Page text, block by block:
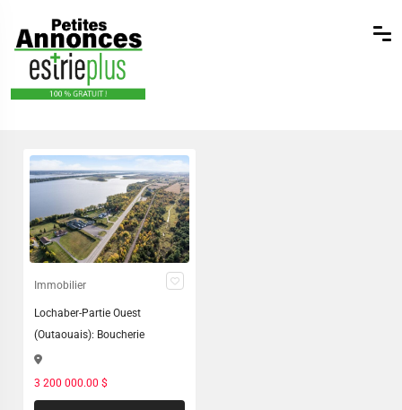
Immobilier
Lochaber-Partie Ouest
(Outaouais): Boucherie
3 200 000.00 $